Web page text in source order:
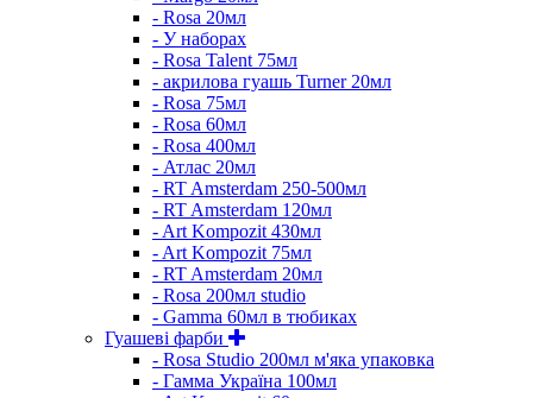
- Rosa 20мл
- У наборах
- Rosa Talent 75мл
- акрилова гуашь Turner 20мл
- Rosa 75мл
- Rosa 60мл
- Rosa 400мл
- Атлас 20мл
- RT Amsterdam 250-500мл
- RT Amsterdam 120мл
- Art Kompozit 430мл
- Art Kompozit 75мл
- RT Amsterdam 20мл
- Rosa 200мл studio
- Gamma 60мл в тюбиках
Гуашеві фарби
- Rosa Studio 200мл м'яка упаковка
- Гамма Україна 100мл